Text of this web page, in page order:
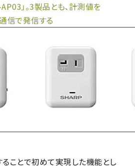
」。3製品とも、計測値を
信で発信する
ることで初めて実現した機能とし